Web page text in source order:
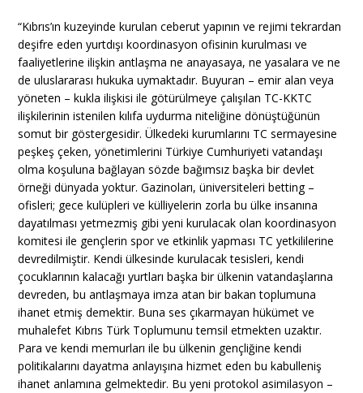
“Kıbrıs’ın kuzeyinde kurulan ceberut yapının ve rejimi tekrardan
deşifre eden yurtdışı koordinasyon ofisinin kurulması ve
faaliyetlerine ilişkin antlaşma ne anayasaya, ne yasalara ve ne
de uluslararası hukuka uymaktadır. Buyuran – emir alan veya
yöneten – kukla ilişkisi ile götürülmeye çalışılan TC-KKTC
ilişkilerinin istenilen kılıfa uydurma niteliğine dönüştüğünün
somut bir göstergesidir. Ülkedeki kurumlarını TC sermayesine
peşkeş çeken, yönetimlerini Türkiye Cumhuriyeti vatandaşı
olma koşuluna bağlayan sözde bağımsız başka bir devlet
örneği dünyada yoktur. Gazinoları, üniversiteleri betting –
ofisleri; gece kulüpleri ve külliyelerin zorla bu ülke insanına
dayatılması yetmezmiş gibi yeni kurulacak olan koordinasyon
komitesi ile gençlerin spor ve etkinlik yapması TC yetkililerine
devredilmiştir. Kendi ülkesinde kurulacak tesisleri, kendi
çocuklarının kalacağı yurtları başka bir ülkenin vatandaşlarına
devreden, bu antlaşmaya imza atan bir bakan toplumuna
ihanet etmiş demektir. Buna ses çıkarmayan hükümet ve
muhalefet Kıbrıs Türk Toplumunu temsil etmekten uzaktır.
Para ve kendi memurları ile bu ülkenin gençliğine kendi
politikalarını dayatma anlayışına hizmet eden bu kabulleniş
ihanet anlamına gelmektedir. Bu yeni protokol asimilasyon –